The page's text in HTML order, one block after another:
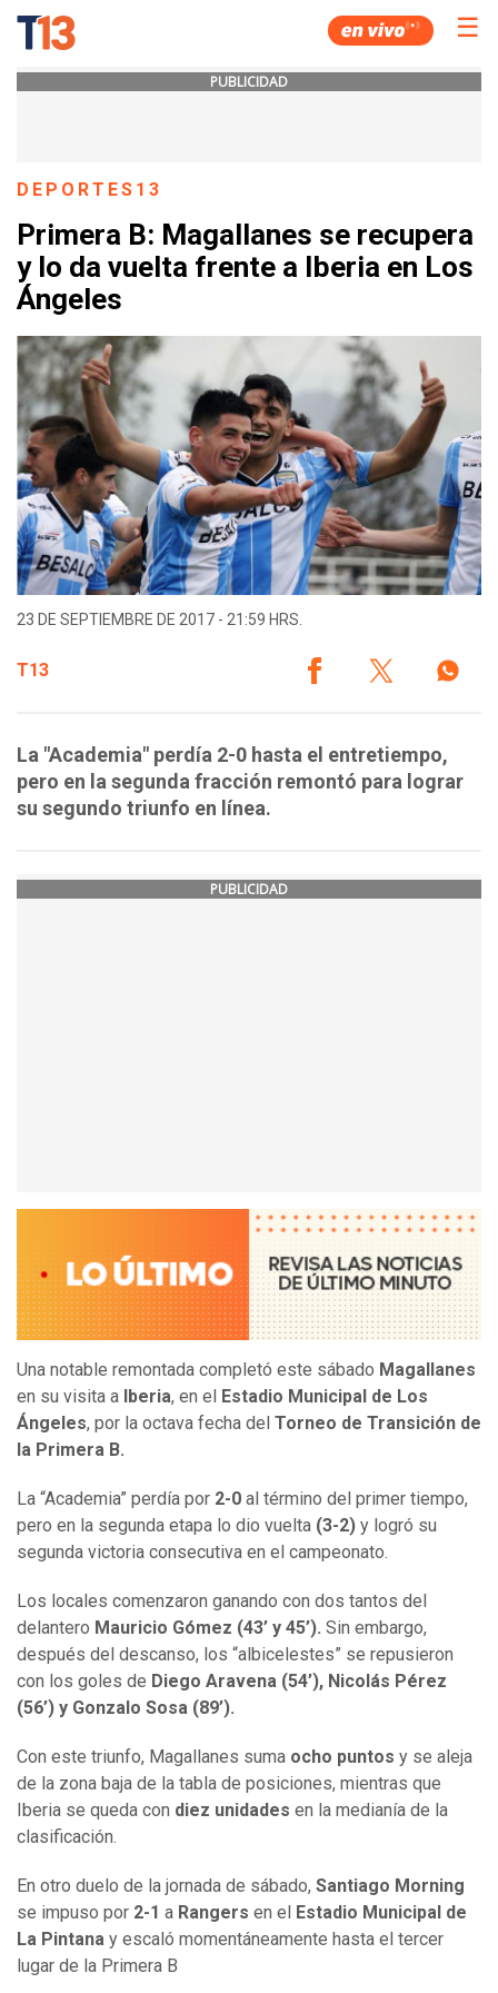
☰
PUBLICIDAD
DEPORTES13
Primera B: Magallanes se recupera
y lo da vuelta frente a Iberia en Los
Ángeles
23 DE SEPTIEMBRE DE 2017 - 21:59 HRS.
T13
La "Academia" perdía 2-0 hasta el entretiempo,
pero en la segunda fracción remontó para lograr
su segundo triunfo en línea.
PUBLICIDAD
Una notable remontada completó este sábado Magallanes
en su visita a Iberia, en el
Estadio Municipal de Los
Ángeles, por la octava fecha del Torneo de Transición de
la Primera B.
La “Academia” perdía por 2-0 al término del primer tiempo,
pero en la segunda etapa lo dio vuelta (3-2) y logró su
segunda victoria consecutiva en el campeonato.
Los locales comenzaron ganando con dos tantos del
delantero Mauricio Gómez (43’ y 45’). Sin embargo,
después del descanso, los “albicelestes” se repusieron
con los goles de Diego Aravena (54’), Nicolás Pérez
(56’) y Gonzalo Sosa (89’).
Con este triunfo, Magallanes suma ocho puntos y se aleja
de la zona baja de la tabla de posiciones, mientras que
Iberia se queda con diez unidades en la medianía de la
clasificación.
En otro duelo de la jornada de sábado, Santiago Morning
se impuso por 2-1 a Rangers en el
Estadio Municipal de
La Pintana y escaló momentáneamente hasta el tercer
lugar de la Primera B